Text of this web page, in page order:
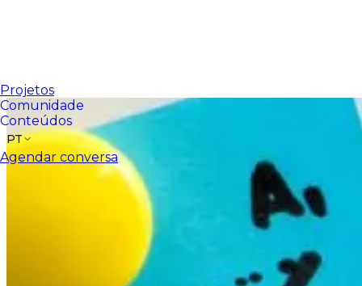
Projetos
Comunidade
Conteúdos
PT
Agendar conversa